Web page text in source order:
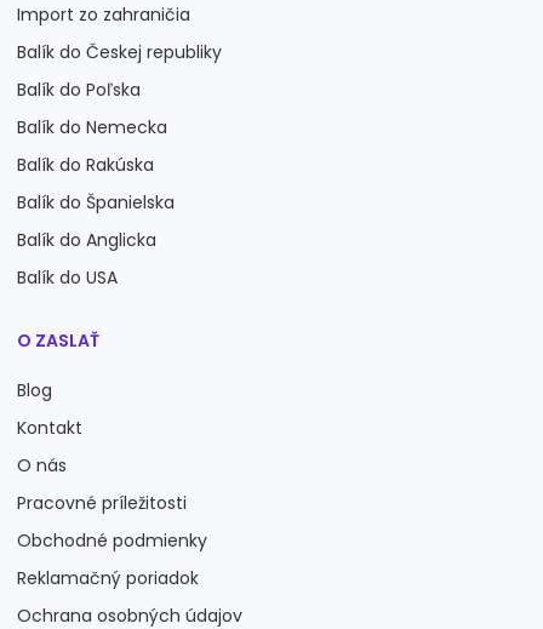
Import zo zahraničia
Balík do Českej republiky
Balík do Poľska
Balík do Nemecka
Balík do Rakúska
Balík do Španielska
Balík do Anglicka
Balík do USA
O ZASLAŤ
Blog
Kontakt
O nás
Pracovné príležitosti
Obchodné podmienky
Reklamačný poriadok
Ochrana osobných údajov